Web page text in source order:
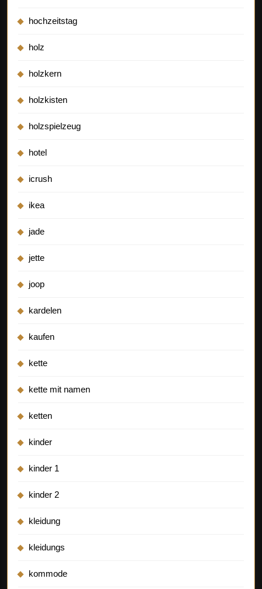
hochzeitstag
holz
holzkern
holzkisten
holzspielzeug
hotel
icrush
ikea
jade
jette
joop
kardelen
kaufen
kette
kette mit namen
ketten
kinder
kinder 1
kinder 2
kleidung
kleidungs
kommode